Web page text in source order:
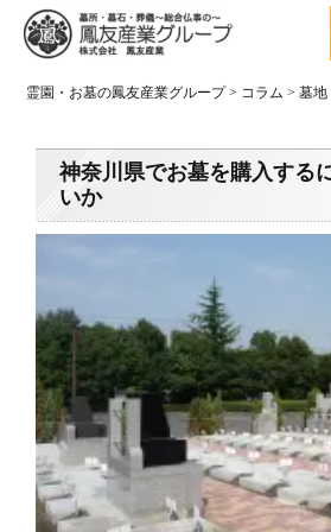
霊園・お墓の鳳友産業グループ > コラム > 墓地
神奈川県でお墓を購入する
いか